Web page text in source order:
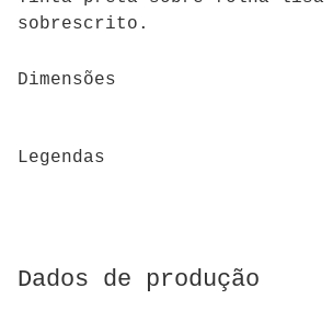
sobrescrito.
Dimensões
Legendas
Dados de produção